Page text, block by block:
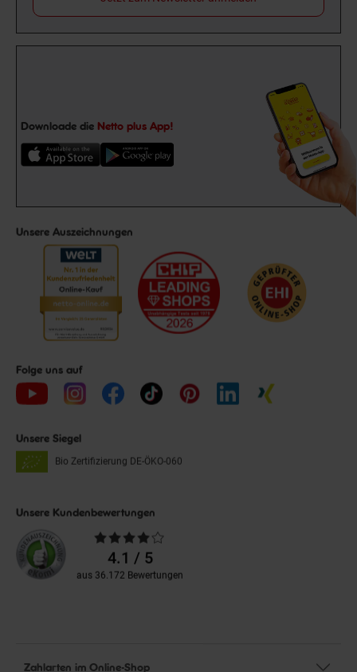
Downloade die Netto plus App!
Unsere Auszeichnungen
Folge uns auf
Unsere Siegel
Bio Zertifizierung DE-ÖKO-060
Unsere Kundenbewertungen
Durchschnittliche
Bewertungen4.1 / 5
aus 36.172 Bewertungen
Zahlarten im Online-Shop